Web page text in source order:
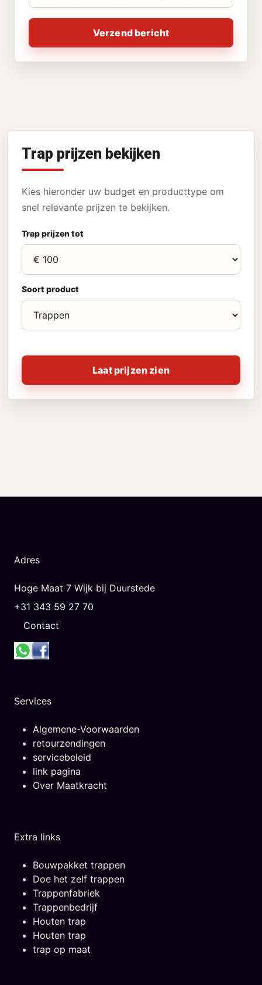
Verzend bericht
Trap prijzen bekijken
Kies hieronder uw budget en producttype om
snel relevante prijzen te bekijken.
Trap prijzen tot
Soort product
Adres
Hoge Maat 7 Wijk bij Duurstede
+31 343 59 27 70
Contact
Services
Algemene-Voorwaarden
retourzendingen
servicebeleid
link pagina
Over Maatkracht
Extra links
Bouwpakket trappen
Doe het zelf trappen
Trappenfabriek
Trappenbedrijf
Houten trap
Houten trap
trap op maat